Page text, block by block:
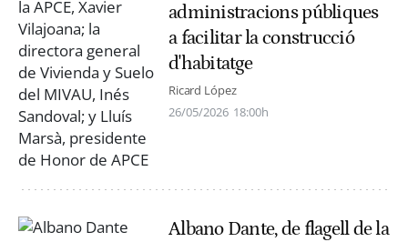
administracions públiques
a facilitar la construcció
d'habitatge
Ricard López
26/05/2026 18:00h
Albano Dante, de flagell de la